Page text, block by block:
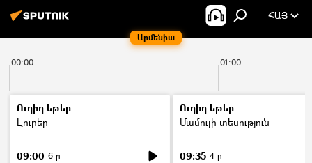
Արմենիա
ՀԱՅ
00:00 01:00
Ուղիղ եթեր
Լուրեր
09:00 6 ր
Ուղիղ եթեր
Մամուլի տեսություն
09:35 4 ր